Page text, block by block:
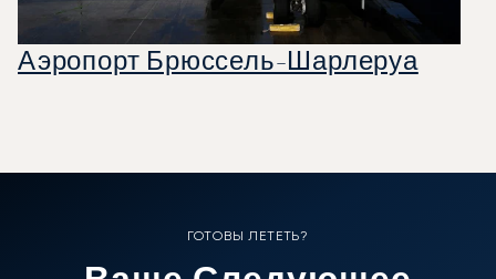
Аэропорт Брюссель-Шарлеруа
ГОТОВЫ ЛЕТЕТЬ?